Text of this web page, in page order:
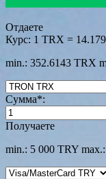
Отдаете
Курс: 1 TRX =
min.: 352.6143 TRX
Сумма*:
Получаете
min.: 5 000 TRY